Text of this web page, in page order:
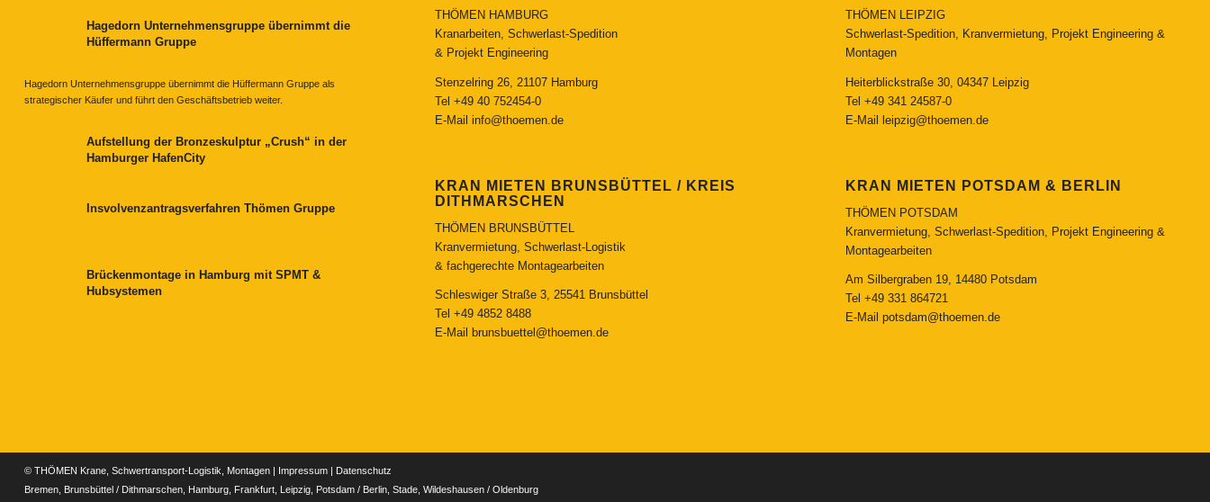
Hagedorn Unternehmensgruppe übernimmt die
Hüffermann Gruppe
Hagedorn Unternehmensgruppe übernimmt die Hüffermann Gruppe als
strategischer Käufer und führt den Geschäftsbetrieb weiter.
Aufstellung der Bronzeskulptur „Crush“ in der
Hamburger HafenCity
Insvolvenzantragsverfahren Thömen Gruppe
Brückenmontage in Hamburg mit SPMT &
Hubsystemen
THÖMEN HAMBURG
Kranarbeiten, Schwerlast-Spedition
& Projekt Engineering
Stenzelring 26, 21107 Hamburg
Tel +49 40 752454-0
E-Mail info@thoemen.de
KRAN MIETEN BRUNSBÜTTEL / KREIS
DITHMARSCHEN
THÖMEN BRUNSBÜTTEL
Kranvermietung, Schwerlast-Logistik
& fachgerechte Montagearbeiten
Schleswiger Straße 3, 25541 Brunsbüttel
Tel +49 4852 8488
E-Mail
brunsbuettel@thoemen.de
THÖMEN LEIPZIG
Schwerlast-Spedition, Kranvermietung, Projekt Engineering &
Montagen
Heiterblickstraße 30, 04347 Leipzig
Tel +49 341 24587-0
E-Mail leipzig@thoemen.de
KRAN MIETEN POTSDAM & BERLIN
THÖMEN POTSDAM
Kranvermietung, Schwerlast-Spedition, Projekt Engineering &
Montagearbeiten
Am Silbergraben 19, 14480 Potsdam
Tel +49 331 864721
E-Mail potsdam@thoemen.de
© THÖMEN Krane, Schwertransport-Logistik, Montagen | Impressum
Datenschutz
Bremen, Brunsbüttel / Dithmarschen, Hamburg, Frankfurt, Leipzig, Potsdam / Berlin, Stade, Wildeshausen / Oldenburg